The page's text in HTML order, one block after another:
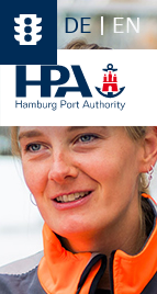
DE EN
im
Download-